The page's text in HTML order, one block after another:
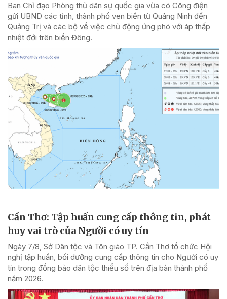
Ban Chỉ đạo Phòng thủ dân sự quốc gia vừa có Công điện
gửi UBND các tỉnh, thành phố ven biển từ Quảng Ninh đến
Quảng Trị và các bộ về việc chủ động ứng phó với áp thấp
nhiệt đới trên biển Đông.
Cần Thơ: Tập huấn cung cấp thông tin, phát
huy vai trò của Người có uy tín
Ngày 7/8, Sở Dân tộc và Tôn giáo TP. Cần Thơ tổ chức Hội
nghị tập huấn, bồi dưỡng cung cấp thông tin cho Người có uy
tín trong đồng bào dân tộc thiểu số trên địa bàn thành phố
năm 2026.